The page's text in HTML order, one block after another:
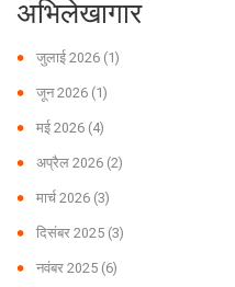
अभिलेखागार
जुलाई 2026 (1)
जून 2026 (1)
मई 2026 (4)
अप्रैल 2026 (2)
मार्च 2026 (3)
दिसंबर 2025 (3)
नवंबर 2025 (6)